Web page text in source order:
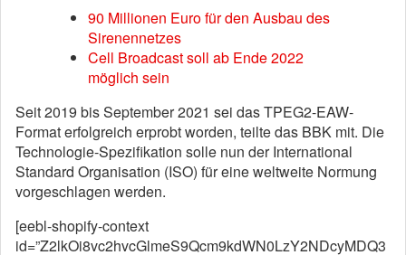
90 Millionen Euro für den Ausbau des
Sirenennetzes
Cell Broadcast soll ab Ende 2022
möglich sein
Seit 2019 bis September 2021 sei das TPEG2-EAW-
Format erfolgreich erprobt worden, teilte das BBK mit. Die
Technologie-Spezifikation solle nun der International
Standard Organisation (ISO) für eine weltweite Normung
vorgeschlagen werden.
[eebl-shopify-context
id=”Z2lkOi8vc2hvcGlmeS9Qcm9kdWN0LzY2NDcyMDQ3